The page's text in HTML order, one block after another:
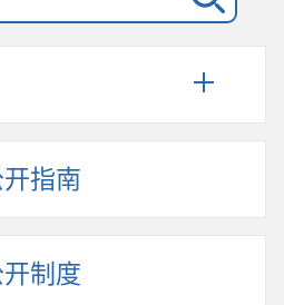
指南
制度